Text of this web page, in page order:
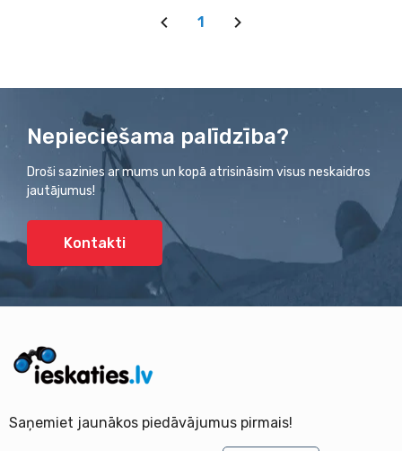
1
Nepieciešama palīdzība?
Droši sazinies ar mums un kopā atrisināsim visus neskaidros
jautājumus!
Kontakti
Saņemiet jaunākos piedāvājumus pirmais!